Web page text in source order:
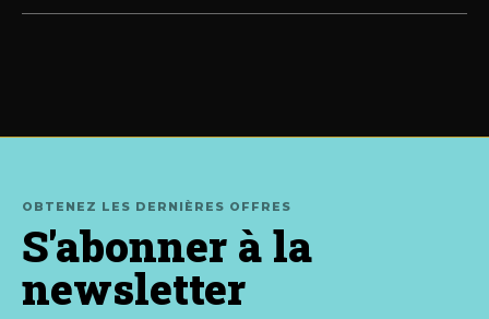
OBTENEZ LES DERNIÈRES OFFRES
S'abonner à la
newsletter